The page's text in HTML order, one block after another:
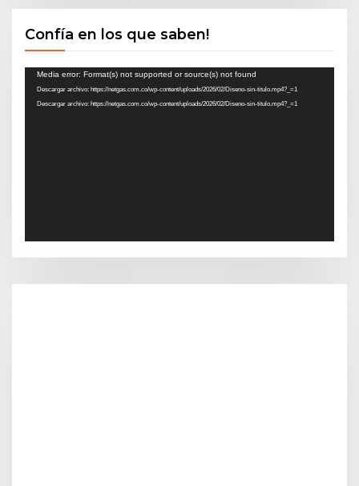
Confía en los que saben!
Reproductor
de
vídeo
Media error: Format(s) not supported or source(s) not found
Descargar archivo: https://netgas.com.co/wp-content/uploads/2026/02/Diseno-sin-titulo.mp4?_=1
Descargar archivo: https://netgas.com.co/wp-content/uploads/2026/02/Diseno-sin-titulo.mp4?_=1